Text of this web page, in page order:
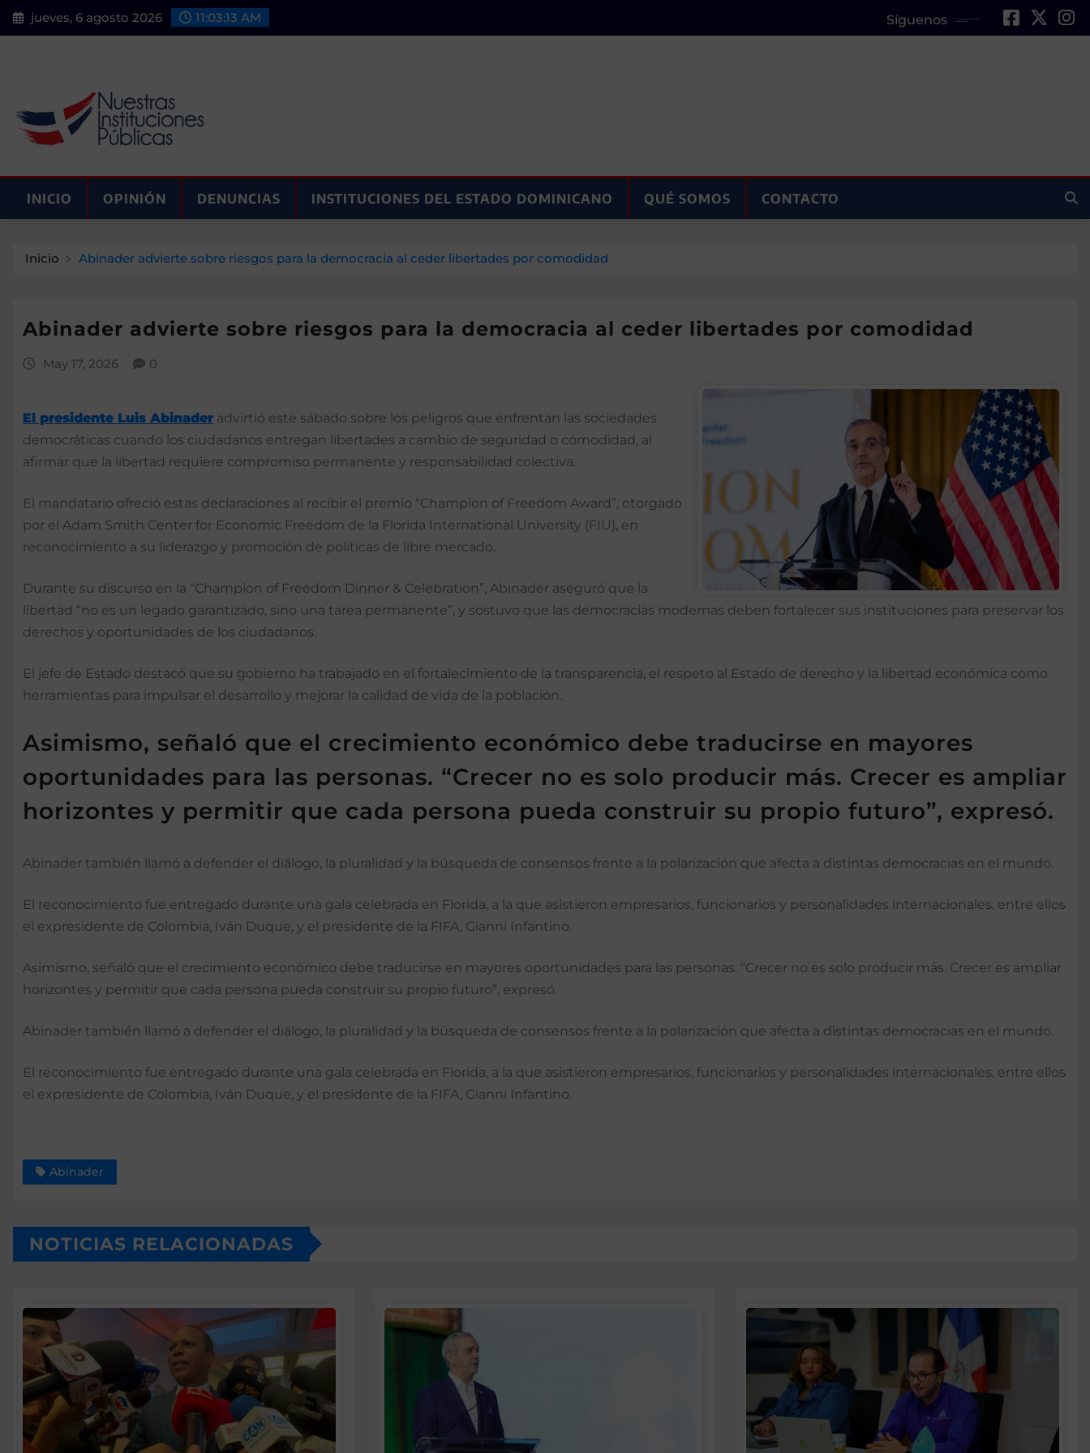
Saltar
al
jueves, 6 agosto 2026 11:03:15 AM Síguenos
INICIO OPINIÓN DENUNCIAS INSTITUCIONES DEL ESTADO DOMINICANO QUÉ SOMOS CONTACTO
Inicio Abinader advierte sobre riesgos para la democracia al ceder libertades por comodidad
Abinader advierte sobre riesgos para la democracia al ceder libertades por comodidad
May 17, 2026 0
El presidente Luis Abinader advirtió este sábado sobre los peligros que enfrentan las sociedades
democráticas cuando los ciudadanos entregan libertades a cambio de seguridad o comodidad, al
afirmar que la libertad requiere compromiso permanente y responsabilidad colectiva.
El mandatario ofreció estas declaraciones al recibir el premio “Champion of Freedom Award”, otorgado
por el Adam Smith Center for Economic Freedom de la Florida International University (FIU), en
reconocimiento a su liderazgo y promoción de políticas de libre mercado.
Durante su discurso en la “Champion of Freedom Dinner & Celebration”, Abinader aseguró que la
libertad “no es un legado garantizado, sino una tarea permanente”, y sostuvo que las democracias modernas deben fortalecer sus instituciones para preservar los
derechos y oportunidades de los ciudadanos.
El jefe de Estado destacó que su gobierno ha trabajado en el fortalecimiento de la transparencia, el respeto al Estado de derecho y la libertad económica como
herramientas para impulsar el desarrollo y mejorar la calidad de vida de la población.
Asimismo, señaló que el crecimiento económico debe traducirse en mayores
oportunidades para las personas. “Crecer no es solo producir más. Crecer es ampliar
horizontes y permitir que cada persona pueda construir su propio futuro”, expresó.
Abinader también llamó a defender el diálogo, la pluralidad y la búsqueda de consensos frente a la polarización que afecta a distintas democracias en el mundo.
El reconocimiento fue entregado durante una gala celebrada en Florida, a la que asistieron empresarios, funcionarios y personalidades internacionales, entre ellos
el expresidente de Colombia, Iván Duque, y el presidente de la FIFA, Gianni Infantino.
Asimismo, señaló que el crecimiento económico debe traducirse en mayores oportunidades para las personas. “Crecer no es solo producir más. Crecer es ampliar
horizontes y permitir que cada persona pueda construir su propio futuro”, expresó.
Abinader también llamó a defender el diálogo, la pluralidad y la búsqueda de consensos frente a la polarización que afecta a distintas democracias en el mundo.
El reconocimiento fue entregado durante una gala celebrada en Florida, a la que asistieron empresarios, funcionarios y personalidades internacionales, entre ellos
el expresidente de Colombia, Iván Duque, y el presidente de la FIFA, Gianni Infantino.
Abinader
NOTICIAS RELACIONADAS